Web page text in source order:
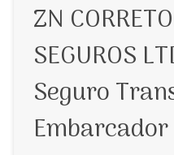
ZN
SEGUROS
Seguro
Embarcador